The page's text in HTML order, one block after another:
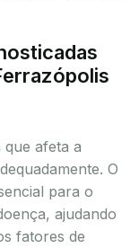
afeta a
O
para o
ajudando
fatores de